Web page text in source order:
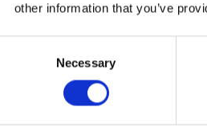
other information that you’ve
Necessary